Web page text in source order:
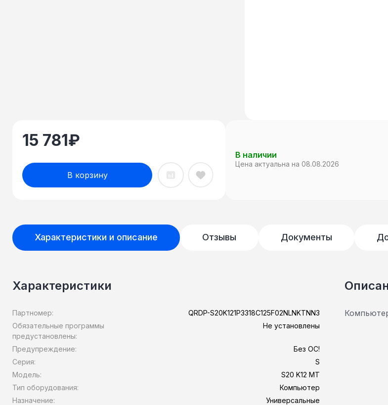
15 781₽
В корзину
В наличии
Цена актуальна на 08.08.2026
Характеристики и описание Отзывы Документы
Характеристики
Партномер:
QRDP-S20K121P3318C125F02NLNKTNN3
Обязательные программы
предустановлены:
Не установлены
Предупреждение:
Без ОС!
Серия:
S
Модель:
S20 K12 MT
Тип оборудования:
Компьютер
Назначение:
Универсальные